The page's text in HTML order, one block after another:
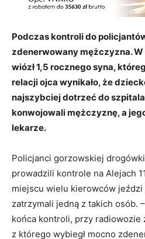
Podczas kontroli do
zdenerwowany mężczyzna.
wiózł 1,5 rocznego syna,
relacji ojca wynikało, że
najszybciej dotrzeć do
konwojowali mężczyznę, a
lekarze.
Policjanci gorzowskiej
prowadzili kontrole na Alejach
miejscu wielu kierowców
zatrzymali jedną z takich osób.
końca kontroli, przy radiowozie
z którego wybiegł mocno